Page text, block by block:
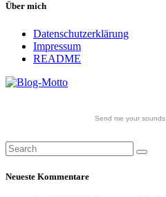
Über mich
Datenschutzerklärung
Impressum
README
Send me your sounds
Neueste Kommentare